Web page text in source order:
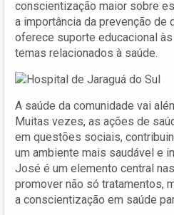
conscientização maior sobre
a importância da prevenção de
oferece suporte educacional
temas relacionados à saúde.
A saúde da comunidade vai
Muitas vezes, as ações de
em questões sociais,
um ambiente mais saudável e
José é um elemento central
promover não só tratamentos,
a conscientização em saúde